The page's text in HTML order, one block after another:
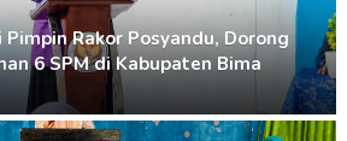
Rakor Posyandu, Dorong
6 SPM di Kabupaten Bima